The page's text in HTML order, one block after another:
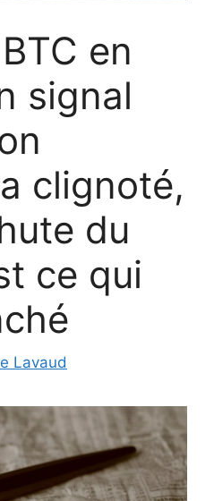
en
signal
clignoté,
du
ce qui
Lavaud